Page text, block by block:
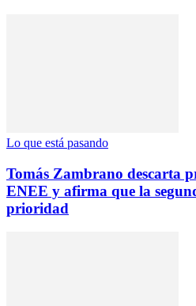
Lo que está pasando
Tomás Zambrano descarta
ENEE y afirma que la
prioridad